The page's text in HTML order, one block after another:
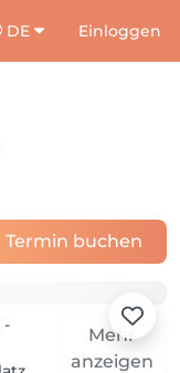
DE Einloggen
Termin buchen
Mehr
anzeigen